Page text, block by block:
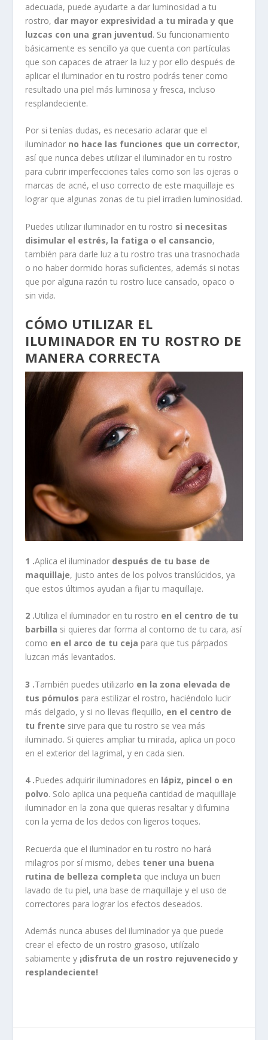
adecuada, puede ayudarte a dar luminosidad a tu
rostro, dar mayor expresividad a tu mirada y que
luzcas con una gran juventud. Su funcionamiento
básicamente es sencillo ya que cuenta con partículas
que son capaces de atraer la luz y por ello después de
aplicar el iluminador en tu rostro podrás tener como
resultado una piel más luminosa y fresca, incluso
resplandeciente.
Por si tenías dudas, es necesario aclarar que el
iluminador no hace las funciones que un corrector,
así que nunca debes utilizar el iluminador en tu rostro
para cubrir imperfecciones tales como son las ojeras o
marcas de acné, el uso correcto de este maquillaje es
lograr que algunas zonas de tu piel irradien luminosidad.
Puedes utilizar iluminador en tu rostro si necesitas
disimular el estrés, la fatiga o el cansancio,
también para darle luz a tu rostro tras una trasnochada
o no haber dormido horas suficientes, además si notas
que por alguna razón tu rostro luce cansado, opaco o
sin vida.
CÓMO UTILIZAR EL
ILUMINADOR EN TU ROSTRO DE
MANERA CORRECTA
1 .Aplica el iluminador después de tu base de
maquillaje, justo antes de los polvos translúcidos, ya
que estos últimos ayudan a fijar tu maquillaje.
2 .Utiliza el iluminador en tu rostro en el centro de tu
barbilla si quieres dar forma al contorno de tu cara, así
como en el arco de tu ceja para que tus párpados
luzcan más levantados.
3 .También puedes utilizarlo en la zona elevada de
tus pómulos para estilizar el rostro, haciéndolo lucir
más delgado, y si no llevas flequillo, en el centro de
tu frente sirve para que tu rostro se vea más
iluminado. Si quieres ampliar tu mirada, aplica un poco
en el exterior del lagrimal, y en cada sien.
4 .Puedes adquirir iluminadores en lápiz, pincel o en
polvo. Solo aplica una pequeña cantidad de maquillaje
iluminador en la zona que quieras resaltar y difumina
con la yema de los dedos con ligeros toques.
Recuerda que el iluminador en tu rostro no hará
milagros por sí mismo, debes tener una buena
rutina de belleza completa que incluya un buen
lavado de tu piel, una base de maquillaje y el uso de
correctores para lograr los efectos deseados.
Además nunca abuses del iluminador ya que puede
crear el efecto de un rostro grasoso, utilízalo
sabiamente y ¡disfruta de un rostro rejuvenecido y
resplandeciente!